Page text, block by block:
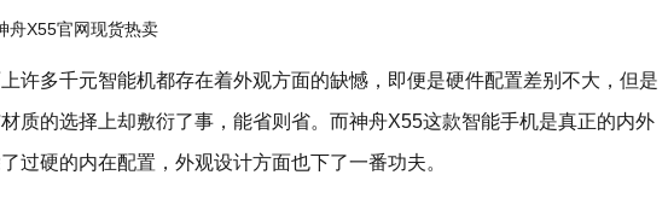
许多千元智能机都存在着外观方面的缺憾，即便是硬件配置差别不大，但是
质的选择上却敷衍了事，能省则省。而神舟X55这款智能手机是真正的内外
过硬的内在配置，外观设计方面也下了一番功夫。